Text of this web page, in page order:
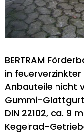
BERTRAM
in
Anbauteile nicht
Gummi-Glattgurt
DIN 22102, ca. 9
Kegelrad-